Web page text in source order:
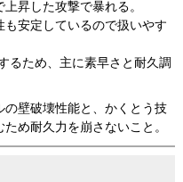
昇した攻撃で暴れる。
も安定しているので扱いやす
るため、主に素早さと耐久調
の壁破壊性能と、かくとう技
め耐久力を崩さないこと。